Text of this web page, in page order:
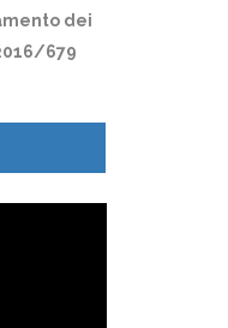
dei
679